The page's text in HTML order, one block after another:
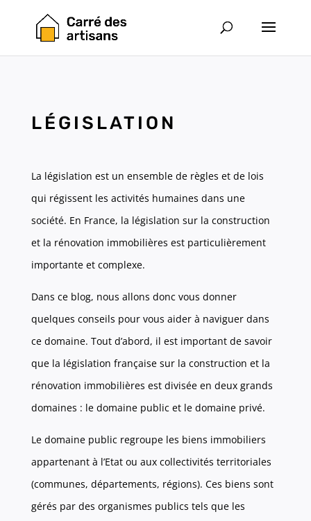
LÉGISLATION
La législation est un ensemble de règles et de lois
qui régissent les activités humaines dans une
société. En France, la législation sur la construction
et la rénovation immobilières est particulièrement
importante et complexe.
Dans ce blog, nous allons donc vous donner
quelques conseils pour vous aider à naviguer dans
ce domaine. Tout d’abord, il est important de savoir
que la législation française sur la construction et la
rénovation immobilières est divisée en deux grands
domaines : le domaine public et le domaine privé.
Le domaine public regroupe les biens immobiliers
appartenant à l’Etat ou aux collectivités territoriales
(communes, départements, régions). Ces biens sont
gérés par des organismes publics tels que les